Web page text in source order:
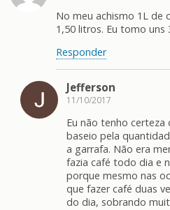
No meu achismo 1L de
1,50 litros. Eu tomo uns
Responder
Jefferson
11/10/2017
Eu não tenho certeza
baseio pela
a garrafa. Não era
fazia café todo dia e
porque mesmo nas
que fazer café duas
do dia, sobrando